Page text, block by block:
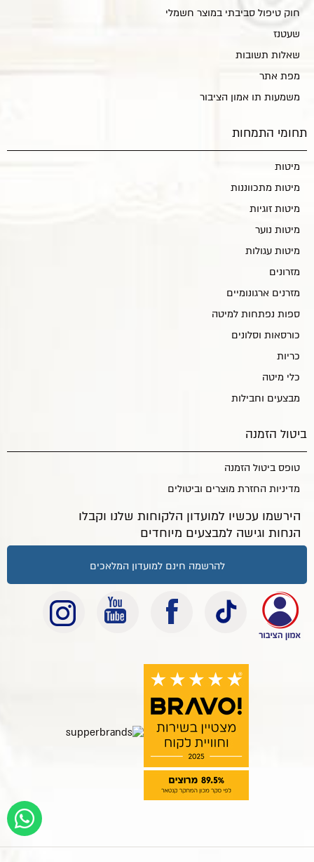
חוק טיפול סביבתי במוצר חשמלי
שעטנז
שאלות תשובות
מפת אתר
משמעות תו אמון הציבור
תחומי התמחות
מיטות
מיטות מתכווננות
מיטות זוגיות
מיטות נוער
מיטות עגולות
מזרונים
מזרנים ארגונומיים
ספות נפתחות למיטה
כורסאות וסלונים
כריות
כלי מיטה
מבצעים וחבילות
ביטול הזמנה
טופס ביטול הזמנה
מדיניות החזרת מוצרים וביטולים
הירשמו עכשיו למועדון הלקוחות שלנו וקבלו
הנחות וגישה למבצעים מיוחדים
להרשמה חינם למועדון המלאכים